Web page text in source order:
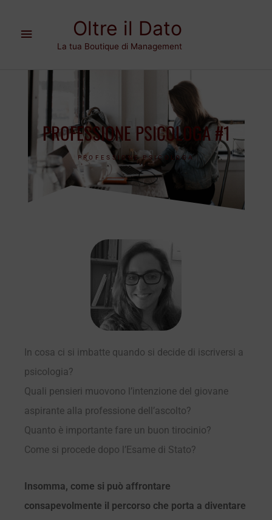
contenuto
Oltre il Dato
La tua Boutique di Management
principale
PROFESSIONE PSICOLOGA #1
PROFESSIONE PSICOLOGA
In cosa ci si imbatte quando si decide di iscriversi a
psicologia?
Quali pensieri muovono l’intenzione del giovane
aspirante alla professione dell’ascolto?
Quanto è importante fare un buon tirocinio?
Come si procede dopo l’Esame di Stato?
Insomma, come si può affrontare
consapevolmente il percorso che porta a diventare